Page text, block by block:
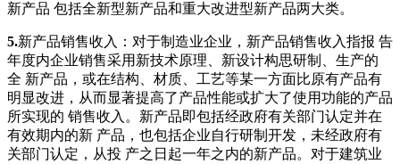
新产品 包括全新型新产品和重大改进型新产品两大类。
5.新产品销售收入：对于制造业企业，新产品销售收入指报 告
年度内企业销售采用新技术原理、新设计构思研制、生产的
全 新产品，或在结构、材质、工艺等某一方面比原有产品有
明显改进，从而显著提高了产品性能或扩大了使用功能的产品
所实现的 销售收入。新产品即包括经政府有关部门认定并在
有效期内的新 产品，也包括企业自行研制开发，未经政府有
关部门认定，从投 产之日起一年之内的新产品。对于建筑业